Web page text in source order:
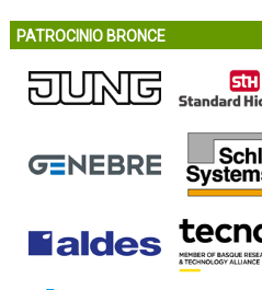
PATROCINIO BRONCE